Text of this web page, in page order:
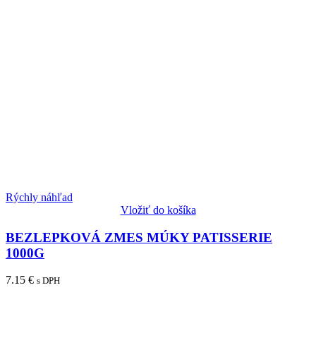
Rýchly náhľad
Vložiť do košíka
BEZLEPKOVÁ ZMES MÚKY PATISSERIE
1000G
7.15 € s DPH